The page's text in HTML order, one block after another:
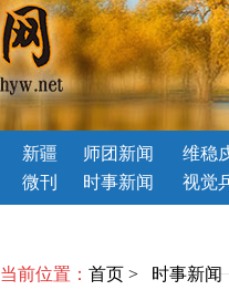
新疆
师团新闻
微刊 时事新闻
维稳
视觉
当前位置： 首页 > 时事新闻